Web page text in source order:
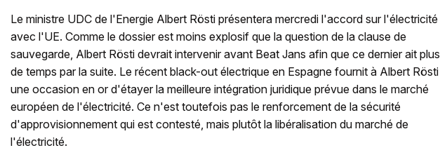
Le ministre UDC de l'Energie Albert Rösti présentera mercredi l'accord sur l'électricité
avec l'UE. Comme le dossier est moins explosif que la question de la clause de
sauvegarde, Albert Rösti devrait intervenir avant Beat Jans afin que ce dernier ait plus
de temps par la suite. Le récent black-out électrique en Espagne fournit à Albert Rösti
une occasion en or d'étayer la meilleure intégration juridique prévue dans le marché
européen de l'électricité. Ce n'est toutefois pas le renforcement de la sécurité
d'approvisionnement qui est contesté, mais plutôt la libéralisation du marché de
l'électricité.